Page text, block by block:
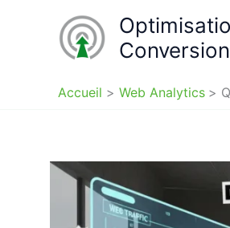
Conversion
Accueil Web Analytics